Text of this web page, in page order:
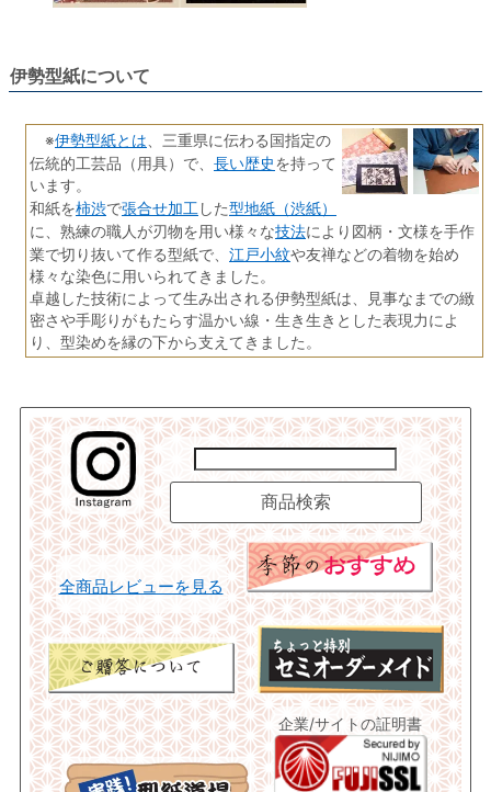
伊勢型紙について
※伊勢型紙とは 、三重県に伝わる国指定の
伝統的工芸品（用具）で、 長い歴史を持って
います。
和紙を柿渋で張合せ加工 した型地紙（渋紙）
に、熟練の職人が刃物を用い様々な技法により図柄・文様を手作
業で切り抜いて作る型紙で、 江戸小紋や友禅などの着物を始め
様々な染色に用いられてきました。
卓越した技術によって生み出される伊勢型紙は、見事なまでの緻
密さや手彫りがもたらす温かい線・生き生きとした表現力によ
り、型染めを縁の下から支えてきました。
全商品レビューを見る
企業/サイトの証明書